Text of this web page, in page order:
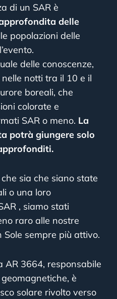
di un SAR è
delle
popolazioni delle
delle conoscenze,
notti tra il 10 e il
boreali, che
colorate e
SAR o meno. La
potrà giungere solo
sia che siano state
o una loro
, siamo stati
raro alle nostre
sempre più attivo.
AR 3664, responsabile
è
solare rivolto verso